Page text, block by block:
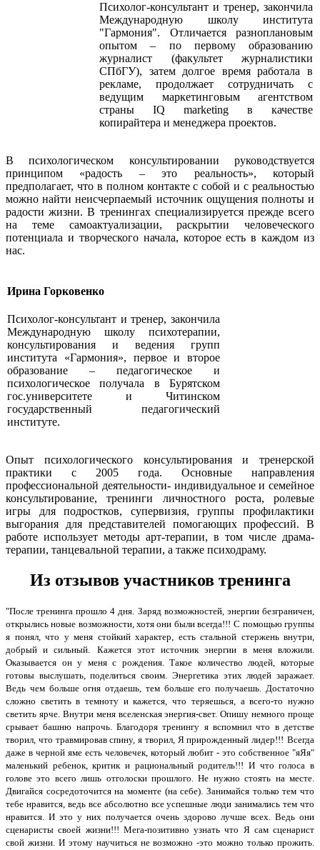
Психолог-консультант и тренер, закончила
Международную школу института
"Гармония". Отличается разноплановым
опытом – по первому образованию
журналист (факультет журналистики
СПбГУ), затем долгое время работала в
рекламе, продолжает сотрудничать с
ведущим маркетинговым агентством
страны IQ marketing в качестве
копирайтера и менеджера проектов.
В психологическом консультировании руководствуется
принципом «радость – это реальность», который
предполагает, что в полном контакте с собой и с реальностью
можно найти неисчерпаемый источник ощущения полноты и
радости жизни. В тренингах специализируется прежде всего
на теме самоактуализации, раскрытии человеческого
потенциала и творческого начала, которое есть в каждом из
нас.
Ирина Горковенко
Психолог-консультант и тренер, закончила
Международную школу психотерапии,
консультирования и ведения групп
института «Гармония», первое и второе
образование – педагогическое и
психологическое получала в Бурятском
гос.университете и Читинском
государственный педагогический
институте.
Опыт психологического консультирования и тренерской
практики с 2005 года. Основные направления
профессиональной деятельности- индивидуальное и семейное
консультирование, тренинги личностного роста, ролевые
игры для подростков, супервизия, группы профилактики
выгорания для представителей помогающих профессий. В
работе использует методы арт-терапии, в том числе драма-
терапии, танцевальной терапии, а также психодраму.
Из отзывов участников тренинга
"После тренинга прошло 4 дня. Заряд возможностей, энергии безграничен,
открылись новые возможности, хотя они были всегда!!! С помощью группы
я понял, что у меня стойкий характер, есть стальной стержень внутри,
добрый и сильный.
Кажется этот источник энергии в меня вложили.
Оказывается он у меня с рождения. Такое количество людей, которые
готовы выслушать, поделиться своим. Энергетика этих людей заражает.
Ведь чем больше огня отдаешь, тем больше его получаешь. Достаточно
сложно светить в темноту и кажется, что теряешься, а всего-то нужно
светить ярче. Внутри меня вселенская энергия-свет. Опишу немного проще
срывает башню напрочь. Благодоря тренингу я вспомнил что в детстве
творил, что травмировав спину, я творил, Я прирожденный лидер!!! Всегда
даже в черной яме есть человечек, который любит - это собственное "яЯя"
маленький ребенок, критик и рациональный родитель!!! И что голоса в
голове это всего лишь отголоски прошлого. Не нужностоять на месте.
Двигайся сосредоточится на моменте (на себе). Занимайся только тем что
тебе нравится, ведь все абсолютно всеуспешные люди занимались тем что
нравится. И это у них получается очень здорово лучше всех. Ведь они
сценаристы своей жизни!!! Мега-позитивно узнать что Я сам сценарист
свой жизни. И этому научиться не возможно -это можно только прожить.